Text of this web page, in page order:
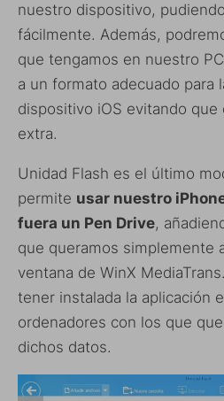
nuestro dispositivo,
fácilmente. Además,
que tengamos en nuestro
a un formato adecuado para
dispositivo iOS evitando que
extra.
Unidad Flash es el último
permite usar nuestro
fuera un Pen Drive,
que queramos simplemente
ventana de WinX
tener instalada la aplicación
ordenadores con los que
dichos datos.